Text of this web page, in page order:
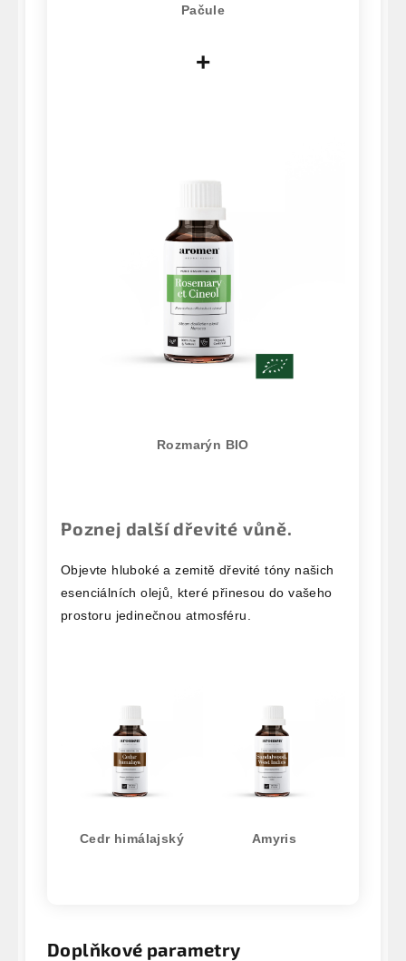
Pačule
+
Rozmarýn BIO
Poznej další dřevité vůně.
Objevte hluboké a zemitě dřevité tóny našich
esenciálních olejů, které přinesou do vašeho
prostoru jedinečnou atmosféru.
Cedr himálajský Amyris
Doplňkové parametry